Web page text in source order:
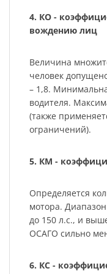
4. КО -
вождению лиц
Величина
человек
– 1,8.
водителя.
(также
ограничений).
5. КМ -
Определяется
мотора.
до 150 л.с., и
ОСАГО сильно
6. КС -